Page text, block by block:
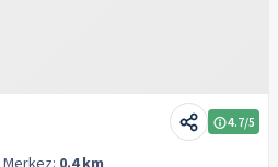
4.7/5